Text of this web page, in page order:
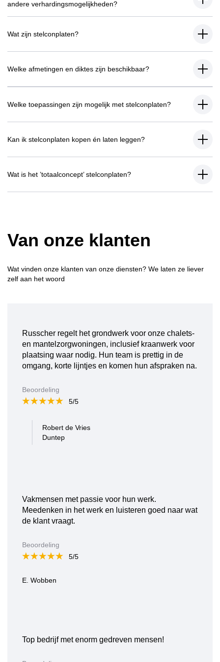
andere verhardingsmogelijkheden?
Wat zijn stelconplaten?
Welke afmetingen en diktes zijn beschikbaar?
Welke toepassingen zijn mogelijk met stelconplaten?
Kan ik stelconplaten kopen én laten leggen?
Wat is het ’totaalconcept’ stelconplaten?
Van onze klanten
Wat vinden onze klanten van onze diensten? We laten ze liever
zelf aan het woord
Russcher regelt het grondwerk voor onze chalets-
en mantelzorgwoningen, inclusief kraanwerk voor
plaatsing waar nodig. Hun team is prettig in de
omgang, korte lijntjes en komen hun afspraken na.
Robert de Vries
Duntep
Beoordeling
5/5
Vakmensen met passie voor hun werk.
Meedenken in het werk en luisteren goed naar wat
de klant vraagt.
E. Wobben
Beoordeling
5/5
Top bedrijf met enorm gedreven mensen!